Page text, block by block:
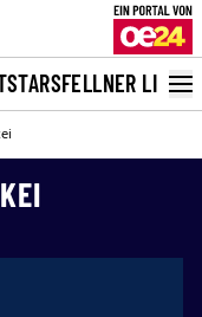
STARSFELLNER LIVE